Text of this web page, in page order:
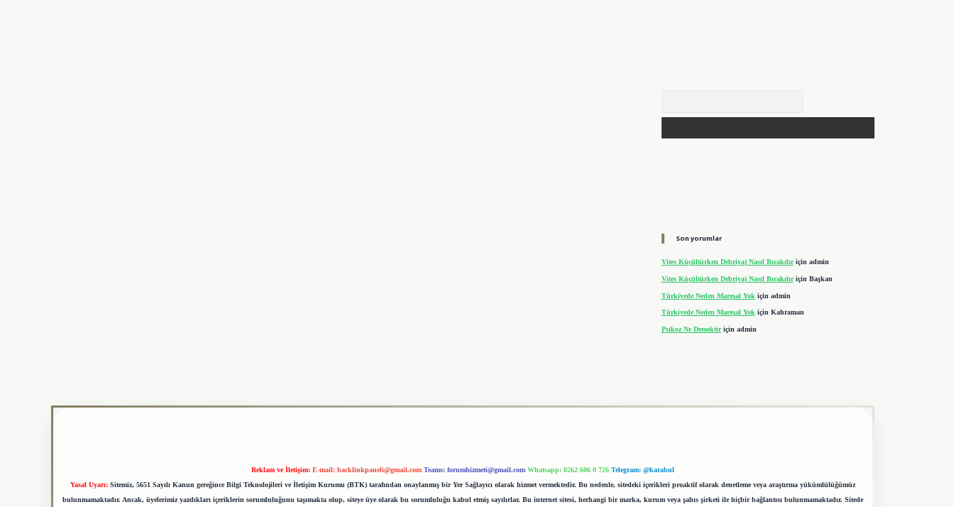
Son yorumlar
Vites Küçültürken Debriyaj Nasıl Bırakılıriçin admin
Vites Küçültürken Debriyaj Nasıl Bırakılıriçin Başkan
Türkiyede Neden Mareşal Yok için admin
Türkiyede Neden Mareşal Yok için Kahraman
Psikoz Ne Demektiriçin admin
Reklam ve İletişim: E-mail: backlinkpaneli@gmail.com Teams: forumhizmeti@gmail.com Whatsapp: 0262 606 0 726 Telegram: @karabul
Yasal Uyarı: Sitemiz, 5651 Sayılı Kanun gereğince Bilgi Teknolojileri ve İletişim Kurumu (BTK) tarafından onaylanmış bir Yer Sağlayıcı olarak hizmet vermektedir. Bu nedenle, sitedeki içerikleri proaktif olarak denetleme veya araştırma yükümlülüğümüz
bulunmamaktadır. Ancak, üyelerimiz yazdıkları içeriklerin sorumluluğunu taşımakta olup, siteye üye olarak bu sorumluluğu kabul etmiş sayılırlar. Bu internet sitesi, herhangi bir marka, kurum veya şahıs şirketi ile hiçbir bağlantısı bulunmamaktadır. Sitede